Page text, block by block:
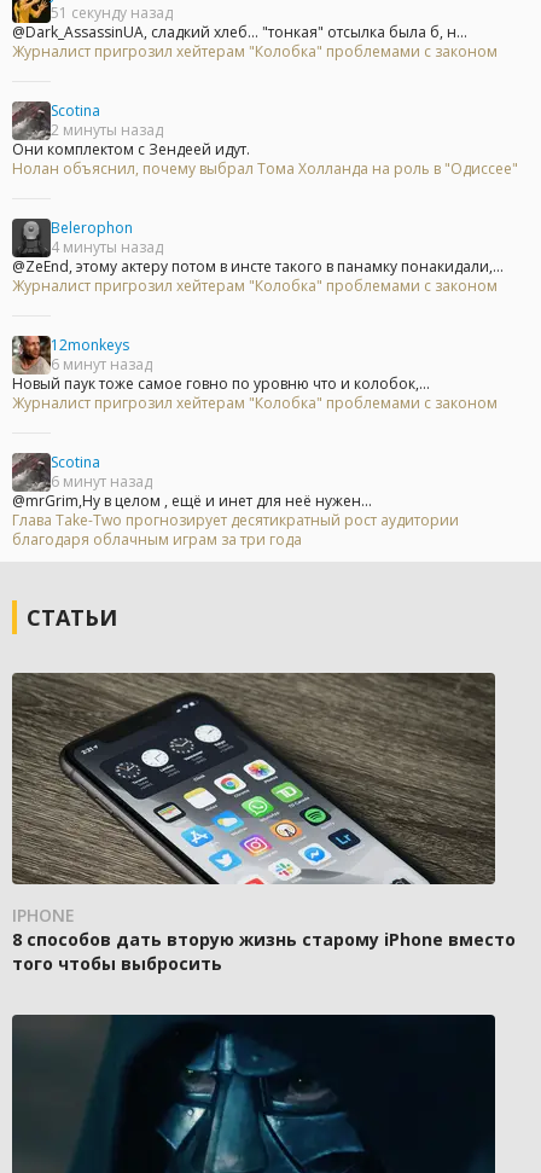
51 секунду назад
@Dark_AssassinUA, сладкий хлеб... "тонкая" отсылка была б, н...
Журналист пригрозил хейтерам "Колобка" проблемами с законом
Scotina
2 минуты назад
Они комплектом с Зендеей идут.
Нолан объяснил, почему выбрал Тома Холланда на роль в "Одиссее"
Belerophon
4 минуты назад
@ZeEnd, этому актеру потом в инсте такого в панамку понакидали,...
Журналист пригрозил хейтерам "Колобка" проблемами с законом
12monkeys
6 минут назад
Новый паук тоже самое говно по уровню что и колобок,...
Журналист пригрозил хейтерам "Колобка" проблемами с законом
Scotina
6 минут назад
@mrGrim,Ну в целом , ещё и инет для неё нужен...
Глава Take-Two прогнозирует десятикратный рост аудитории
благодаря облачным играм за три года
СТАТЬИ
IPHONE
8 способов дать вторую жизнь старому iPhone вместо
того чтобы выбросить